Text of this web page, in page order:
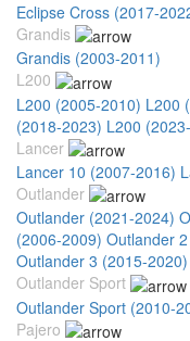
Eclipse Cross (2017-
Grandis
Grandis (2003-2011)
L200
L200 (2005-2010) L200
(2018-2023) L200
Lancer
Lancer 10 (2007-2016)
Outlander
Outlander (2021-2024)
(2006-2009) Outlander
Outlander 3 (2015-2020)
Outlander Sport
Outlander Sport (2010-
Pajero